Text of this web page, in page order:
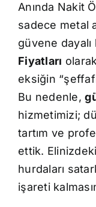
Anında Nakit
sadece metal
güvene
Fiyatları
eksiğin
Bu nedenle,
hizmetimizi;
tartım ve
ettik.
hurdaları
işareti